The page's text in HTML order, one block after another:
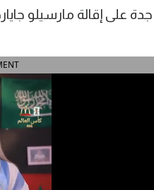
على إقالة مارسيلو